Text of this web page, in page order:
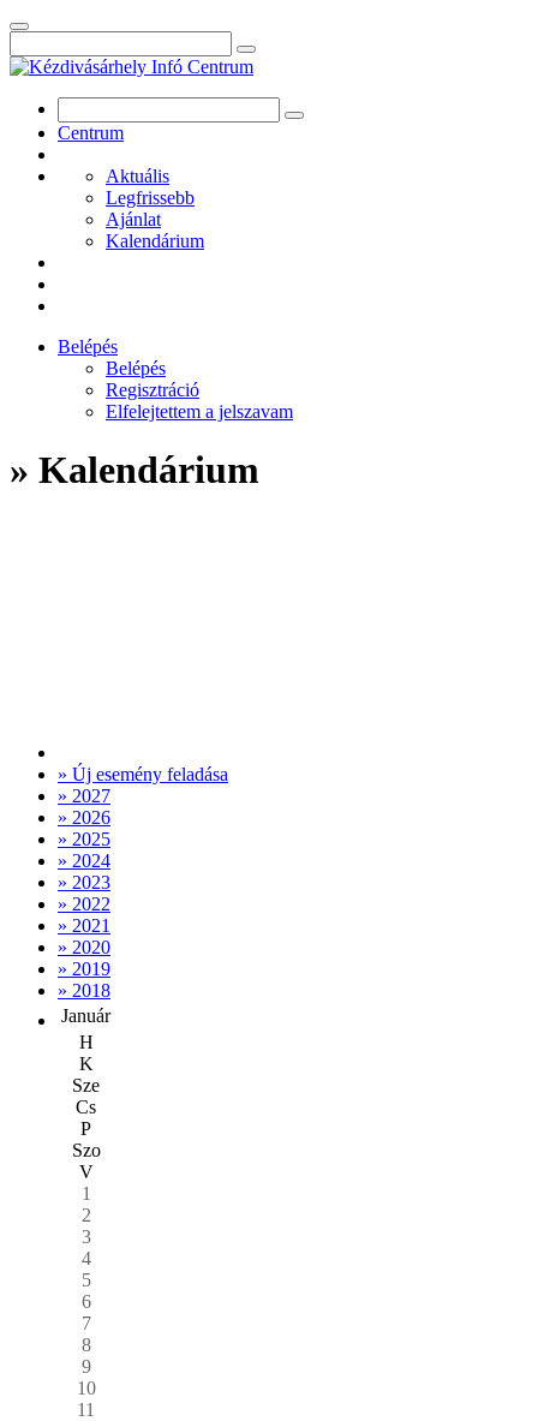
Centrum
Aktuális
Legfrissebb
Ajánlat
Kalendárium
Belépés
Belépés
Regisztráció
Elfelejtettem a jelszavam
» Kalendárium
» Új esemény feladása
» 2027
» 2026
» 2025
» 2024
» 2023
» 2022
» 2021
» 2020
» 2019
» 2018
Január
H
K
Sze
Cs
P
Szo
V
1
2
3
4
5
6
7
8
9
10
11